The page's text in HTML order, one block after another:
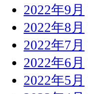
2022年9月
2022年8月
2022年7月
2022年6月
2022年5月